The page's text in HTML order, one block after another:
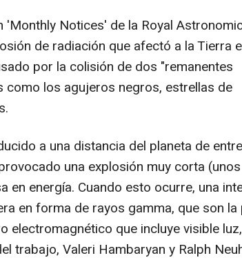
'Monthly Notices' de la Royal
de radiación que afectó a la Tierra
por la colisión de dos "remanentes
como los agujeros negros, estrellas de
a una distancia del planeta de
una explosión muy corta
en energía. Cuando esto ocurre, una
en forma de rayos gamma, que son la
electromagnético que incluye visible
trabajo, Valeri Hambaryan y Ralph